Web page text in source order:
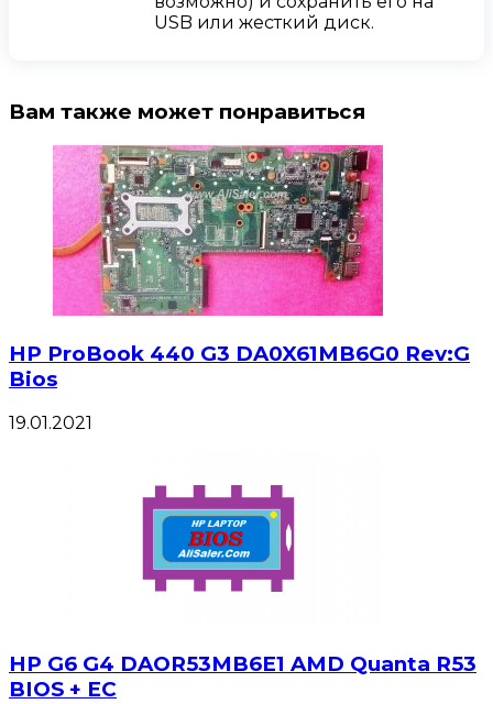
USB или жесткий диск.
Вам также может понравиться
HP ProBook 440 G3 DA0X61MB6G0 Rev:G
Bios
19.01.2021
HP G6 G4 DAOR53MB6E1 AMD Quanta R53
BIOS + EC